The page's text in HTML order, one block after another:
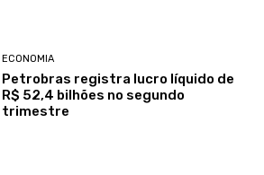
ECONOMIA
Petrobras registra lucro líquido de
R$ 52,4 bilhões no segundo
trimestre